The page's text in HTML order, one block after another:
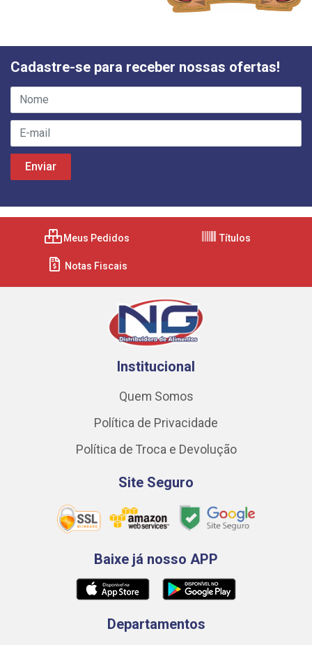
Cadastre-se para receber nossas ofertas!
Meus Pedidos Títulos
Notas Fiscais
Institucional
Quem Somos
Política de Privacidade
Política de Troca e Devolução
Site Seguro
Baixe já nosso APP
Departamentos